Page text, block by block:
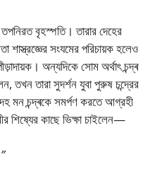
তপনিরত বৃহস্পতি। তারার দেহের
শাস্ত্রজ্ঞের সংযমের পরিচায়ক হলেও
অন্যদিকে সোম অর্থাৎ চন্দ্ৰ
তখন তারা সুদর্শন যুবা পুরুষ চন্দ্রের
মন চন্দ্ৰকে সমর্পণ করতে আগ্রহী
শিষ্যের কাছে ভিক্ষা চাইলেন—